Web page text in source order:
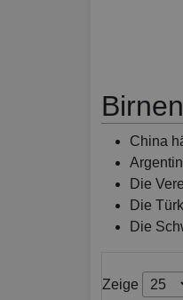
China
Die
Die
Die
Zeige